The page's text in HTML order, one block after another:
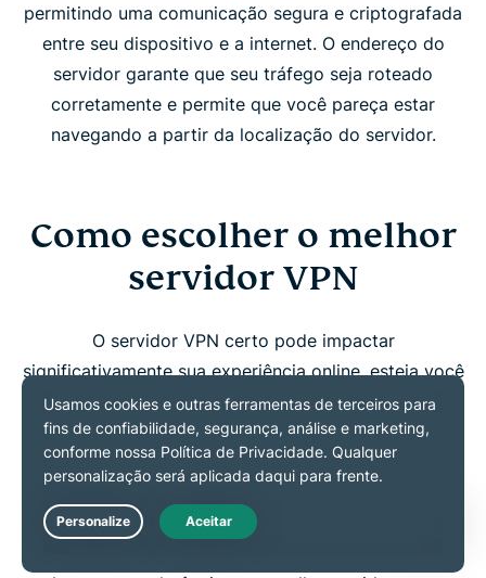
permitindo uma comunicação segura e criptografada
entre seu dispositivo e a internet. O endereço do
servidor garante que seu tráfego seja roteado
corretamente e permite que você pareça estar
navegando a partir da localização do servidor.
Como escolher o melhor
servidor VPN
O servidor VPN certo pode impactar
significativamente sua experiência online, esteja você
buscando velocidade, segurança ou acesso a
conteúdo. Considere suas necessidades —
streaming, maior privacidade, jogos ou contornar
censura — e selecione uma localização de servidor
que esteja alinhada aos seus objetivos. Opte por